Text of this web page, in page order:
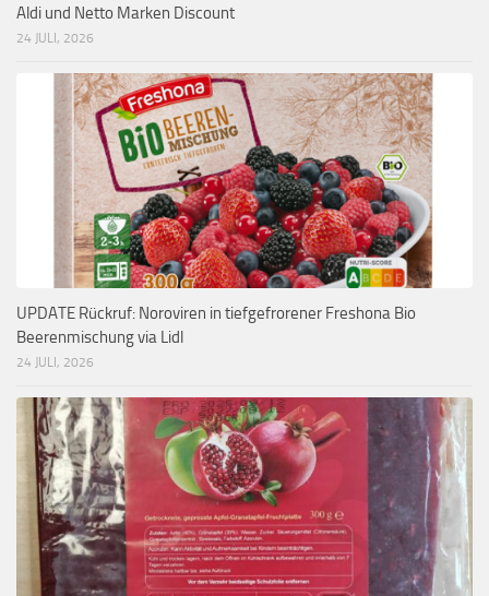
Aldi und Netto Marken Discount
24 JULI, 2026
UPDATE Rückruf: Noroviren in tiefgefrorener Freshona Bio
Beerenmischung via Lidl
24 JULI, 2026